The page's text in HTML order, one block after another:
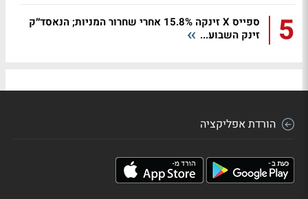
5
ספייס X זינקה 15.8% אחרי שחרור המניות; הנאסד״ק
זינק השבוע...
הורדת אפליקציה